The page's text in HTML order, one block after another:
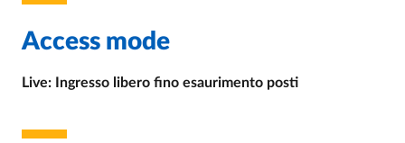
Access mode
Live: Ingresso libero fino esaurimento posti